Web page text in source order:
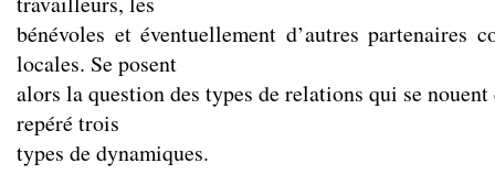
bénévoles et éventuellement d’autres partenaires
locales. Se posent
alors la question des types de relations qui se
repéré trois
types de dynamiques.